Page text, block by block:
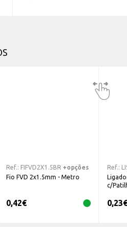
Ref.: FIFVD2X1.5BR +opções
Fio FVD 2x1.5mm - Metro
0,42€
Ref.:
c/
0,23€